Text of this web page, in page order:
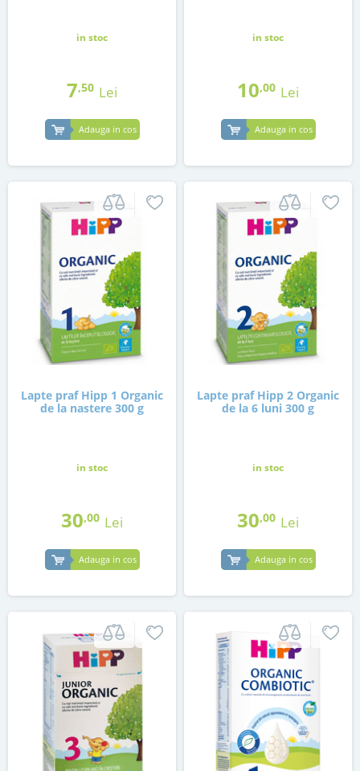
in stoc
7,50 Lei
Adauga in cos
in stoc
10,00 Lei
Adauga in cos
Lapte praf Hipp 1 Organic
de la nastere 300 g
in stoc
30,00 Lei
Adauga in cos
Lapte praf Hipp 2 Organic
de la 6 luni 300 g
in stoc
30,00 Lei
Adauga in cos